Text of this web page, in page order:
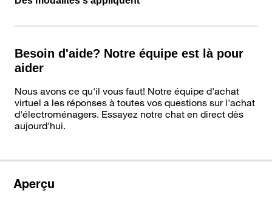
Besoin d'aide? Notre équipe est là pour
aider
Nous avons ce qu'il vous faut! Notre équipe d'achat
virtuel a les réponses à toutes vos questions sur l'achat
d'électroménagers. Essayez notre chat en direct dès
aujourd'hui.
Aperçu